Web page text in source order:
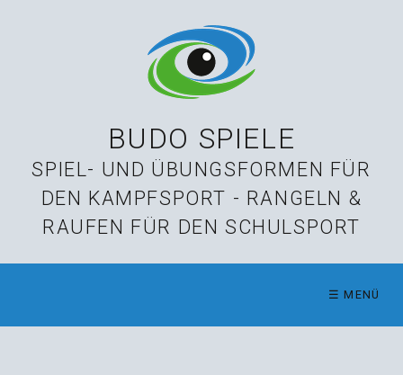
BUDO SPIELE
SPIEL- UND ÜBUNGSFORMEN FÜR
DEN KAMPFSPORT - RANGELN &
RAUFEN FÜR DEN SCHULSPORT
☰ MENÜ